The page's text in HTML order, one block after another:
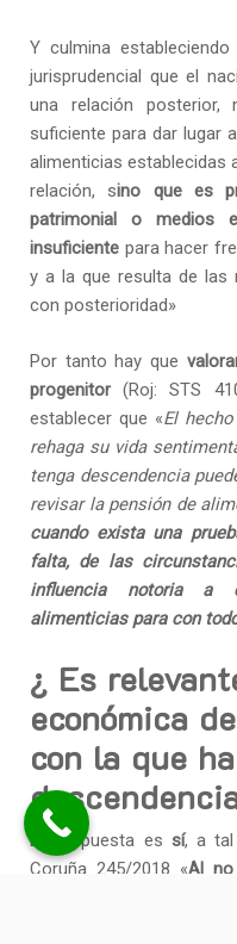
Y culmina
jurisprudencial que el
una relación
suficiente para dar lugar
alimenticias establecidas
relación, sino que es
patrimonial o medios
insuficiente para hacer
y a la que resulta de las
con posterioridad»
Por tanto hay que
progenitor (Roj: STS
establecer que «El
rehaga su vida
tenga descendencia
revisar la pensión de
cuando exista una
falta, de las
influencia notoria a
alimenticias para con
¿ Es
económica
con la que
La respuesta es sí, a tal
Coruña 245/2018 «Al